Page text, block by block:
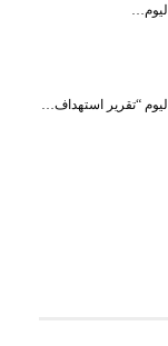
“تقرير استهداف…